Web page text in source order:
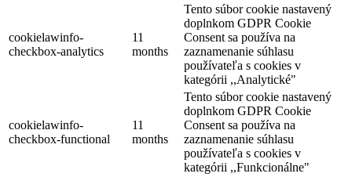
cookielawinfo-
checkbox-analytics
11
months
Tento súbor cookie nastavený
doplnkom GDPR Cookie
Consent sa používa na
zaznamenanie súhlasu
používateľa s cookies v
kategórii ,,Analytické"
cookielawinfo-
checkbox-functional
11
months
Tento súbor cookie nastavený
doplnkom GDPR Cookie
Consent sa používa na
zaznamenanie súhlasu
používateľa s cookies v
kategórii ,,Funkcionálne"